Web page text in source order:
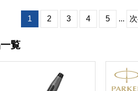
1 2 3 4 5 ...
覧